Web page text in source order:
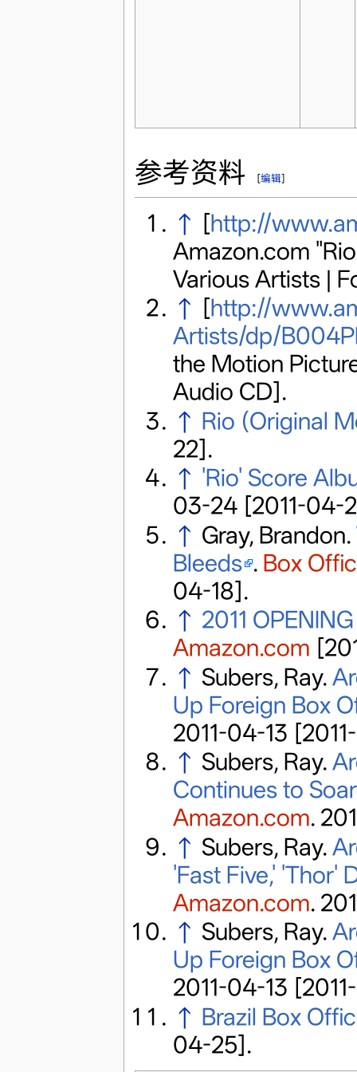
参考资料 [编辑]
↑ [http://
Amazon.com
Various Artists |
↑ [http://
Artists/dp/
the Motion
Audio CD].
↑ Rio (Original
22] .
↑ 'Rio' Score
03-24[2011-04-
↑ Gray, Brandon.
Bleeds . Box
04-18] .
↑ 2011
Amazon.com
↑ Subers, Ray.
Up Foreign Box
2011-04-13
↑ Subers, Ray.
Continues to
Amazon.com.
↑ Subers, Ray.
'Fast Five,' 'Thor'
Amazon.com.
↑ Subers, Ray.
Up Foreign Box
2011-04-13
↑ Brazil Box
04-25] .